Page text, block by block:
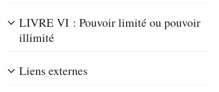
LIVRE VI : Pouvoir limité ou pouvoir
illimité
Liens externes